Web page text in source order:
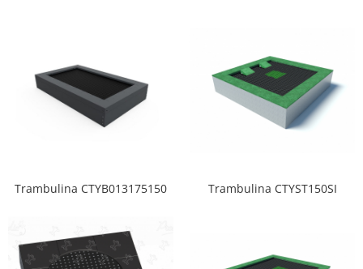
Trambulina CTYB013175150 Trambulina CTYST150SI